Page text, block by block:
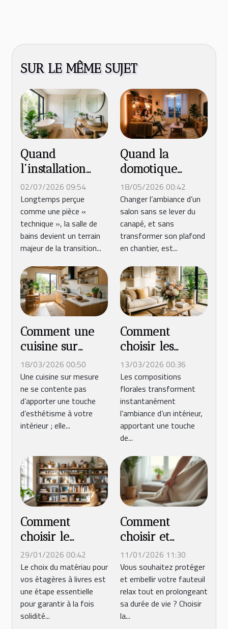
SUR LE MÊME SUJET
Quand
l’installation
devient durable
: repenser la
salle de bains
de demain
02/07/2026 09:54
Longtemps perçue
comme une pièce «
technique », la salle de
bains devient un terrain
majeur de la transition...
Quand la
domotique
redéfinit
l’ambiance
lumineuse du
salon
18/05/2026 00:42
Changer l’ambiance d’un
salon sans se lever du
canapé, et sans
transformer son plafond
en chantier, est...
Comment une
cuisine sur
mesure peut
transformer
votre quotidien
?
18/03/2026 00:50
Une cuisine sur mesure
ne se contente pas
d’apporter une touche
d’esthétisme à votre
intérieur ; elle...
Comment
choisir les
meilleures
compositions
florales pour
votre intérieur
?
13/03/2026 00:36
Les compositions
florales transforment
instantanément
l’ambiance d’un intérieur,
apportant une touche
de...
Comment
choisir le
meilleur
matériau pour
vos étagères à
livres ?
29/01/2026 00:42
Le choix du matériau pour
vos étagères à livres est
une étape essentielle
pour garantir à la fois
solidité...
Comment
choisir et
entretenir une
housse pour
fauteuil relax ?
11/01/2026 11:30
Vous souhaitez protéger
et embellir votre fauteuil
relax tout en prolongeant
sa durée de vie ? Choisir
la...